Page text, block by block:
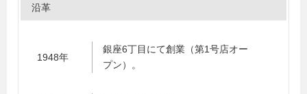
沿革
1948年
銀座6丁目にて創業（第1号店オー
プン）。